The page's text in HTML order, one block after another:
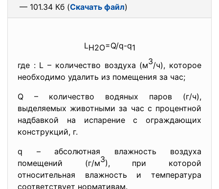
— 101.34 Кб (Скачать файл)
LH2O=Q/q-q1
где : L – количество воздуха (м3/ч), которое
необходимо удалить из помещения за час;
Q – количество водяных паров (г/ч),
выделяемых животными за час с процентной
надбавкой на испарение с ограждающих
конструкций, г.
q – абсолютная влажность воздуха
помещений (г/м3), при которой
относительная влажность и температура
соответствует нормативам.